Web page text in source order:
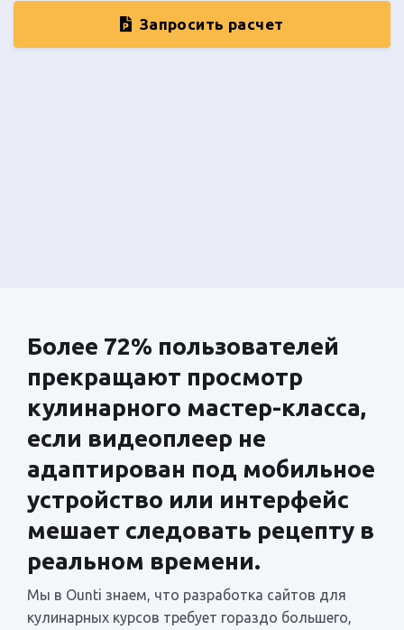
Запросить расчет
Более 72% пользователей
прекращают просмотр
кулинарного мастер-класса,
если видеоплеер не
адаптирован под мобильное
устройство или интерфейс
мешает следовать рецепту в
реальном времени.
Мы в Ounti знаем, что разработка сайтов для
кулинарных курсов требует гораздо большего,